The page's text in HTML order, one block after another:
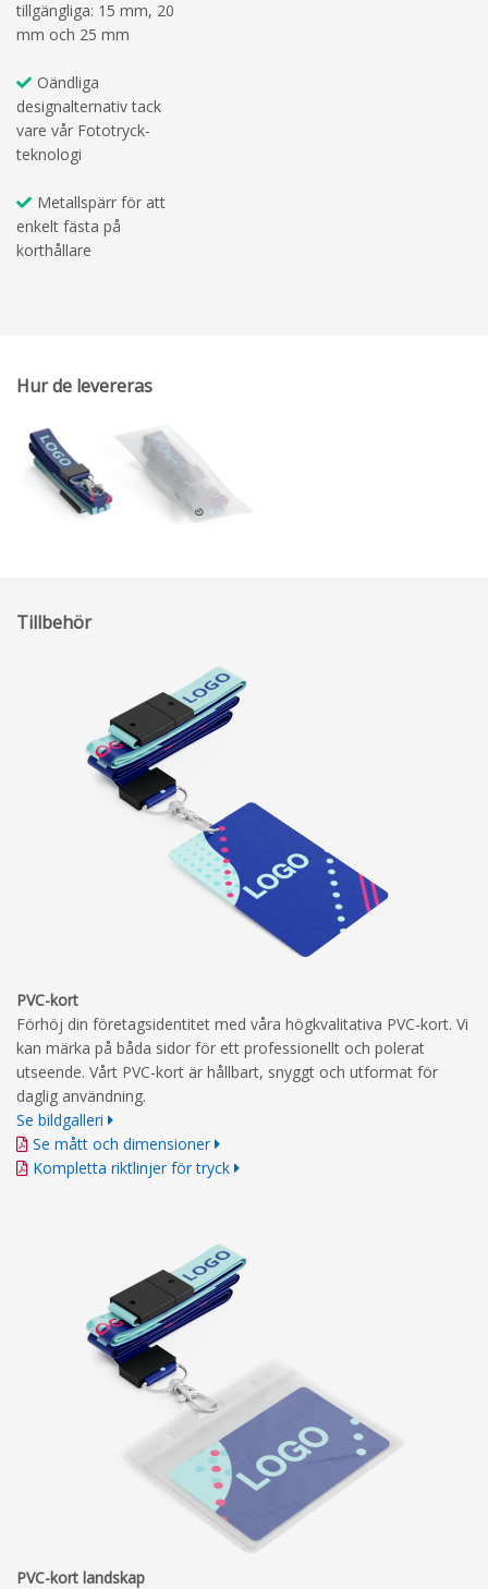
tillgängliga: 15 mm, 20
mm och 25 mm
Oändliga
designalternativ tack
vare vår Fototryck-
teknologi
Metallspärr för att
enkelt fästa på
korthållare
Hur de levereras
Tillbehör
PVC-kort
Förhöj din företagsidentitet med våra högkvalitativa PVC-kort. Vi
kan märka på båda sidor för ett professionellt och polerat
utseende. Vårt PVC-kort är hållbart, snyggt och utformat för
daglig användning.
Se bildgalleri
Se mått och dimensioner
Kompletta riktlinjer för tryck
PVC-kort landskap